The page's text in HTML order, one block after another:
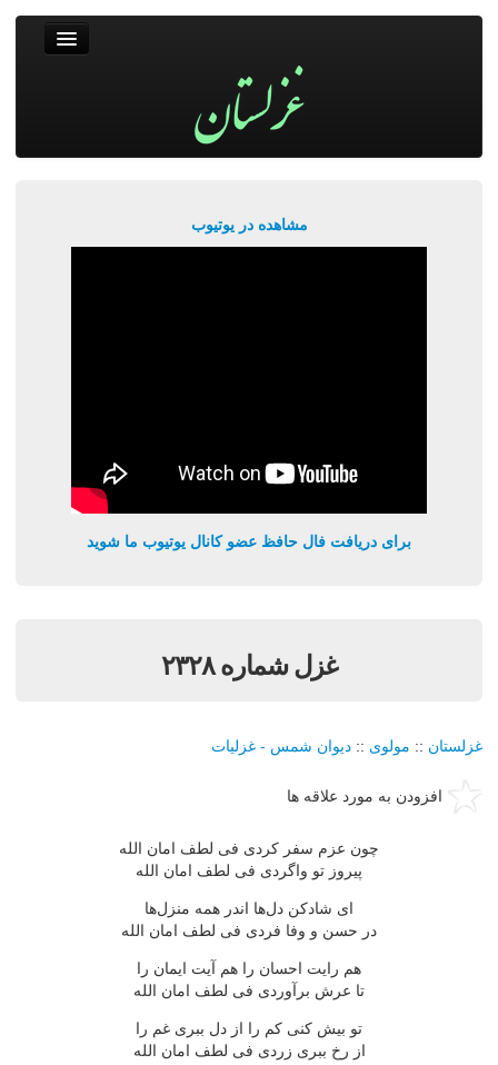
مشاهده در یوتیوب
برای دریافت فال حافظ عضو کانال یوتیوب ما شوید
غزل شماره ۲۳۲۸
غزلستان :: مولوی :: دیوان شمس - غزلیات
افزودن به مورد علاقه ها
چون عزم سفر كردی فی لطف امان الله
پیروز تو واگردی فی لطف امان الله
ای شادكن دل‌ها اندر همه منزل‌ها
در حسن و وفا فردی فی لطف امان الله
هم رایت احسان را هم آیت ایمان را
تا عرش برآوردی فی لطف امان الله
تو بیش كنی كم را از دل ببری غم را
از رخ ببری زردی فی لطف امان الله